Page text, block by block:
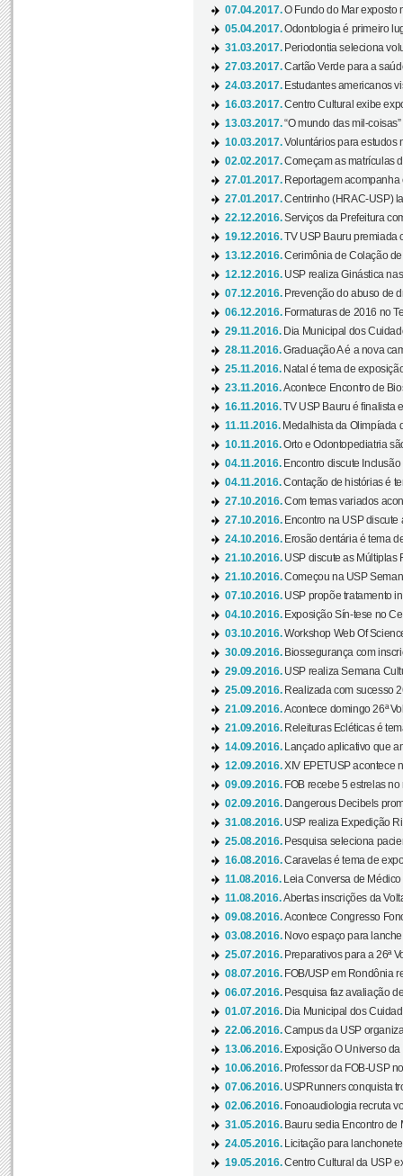
07.04.2017.O Fundo do Mar exposto
05.04.2017.Odontologia é primeiro
31.03.2017. Periodontia seleciona
27.03.2017.Cartão Verde para a
24.03.2017. Estudantes americanos
16.03.2017.Centro Cultural exibe
13.03.2017.“O mundo das mil-
10.03.2017.Voluntários para estudos
02.02.2017.Começam as matrículas
27.01.2017. Reportagem
27.01.2017.Centrinho (HRAC-USP)
22.12.2016.Serviços da Prefeitura
19.12.2016.TV USP Bauru premiada
13.12.2016.Cerimônia de Colação
12.12.2016. USP realiza Ginástica
07.12.2016. Prevenção do abuso de
06.12.2016. Formaturas de 2016 no
29.11.2016. Dia Municipal dos
28.11.2016.Graduação A é a nova
25.11.2016. Natal é tema de
23.11.2016.Acontece Encontro de
16.11.2016.TV USP Bauru é finalista
11.11.2016. Medalhista da Olimpíada
10.11.2016.Orto e Odontopediatria
04.11.2016. Encontro discute
04.11.2016.Contação de histórias é
27.10.2016.Com temas variados
27.10.2016. Encontro na USP discute
24.10.2016. Erosão dentária é tema
21.10.2016. USP discute as Múltiplas
21.10.2016.Começou na USP
07.10.2016. USP propõe tratamento
04.10.2016. Exposição Sín-tese no
03.10.2016.Workshop Web Of
30.09.2016. Biossegurança com
29.09.2016. USP realiza Semana
25.09.2016. Realizada com sucesso
21.09.2016.Acontece domingo 26ª
21.09.2016. Releituras Ecléticas é
14.09.2016.
Lançado aplicativo que
12.09.2016.XIV EPETUSP acontece
09.09.2016. FOB recebe 5 estrelas
02.09.2016. Dangerous Decibels
31.08.2016. USP realiza Expedição
25.08.2016. Pesquisa seleciona
16.08.2016.Caravelas é tema de
11.08.2016.
Leia Conversa de
11.08.2016.Abertas inscrições da
09.08.2016.Acontece Congresso
03.08.2016. Novo espaço para
25.07.2016. Preparativos para a 26ª
08.07.2016. FOB/USP em Rondônia
06.07.2016. Pesquisa faz avaliação
01.07.2016. Dia Municipal dos
22.06.2016.Campus da USP
13.06.2016. Exposição O Universo
10.06.2016. Professor da FOB-USP
07.06.2016. USPRunners conquista
02.06.2016. Fonoaudiologia recruta
31.05.2016. Bauru sedia Encontro de
24.05.2016.
Licitação para
19.05.2016.Centro Cultural da USP